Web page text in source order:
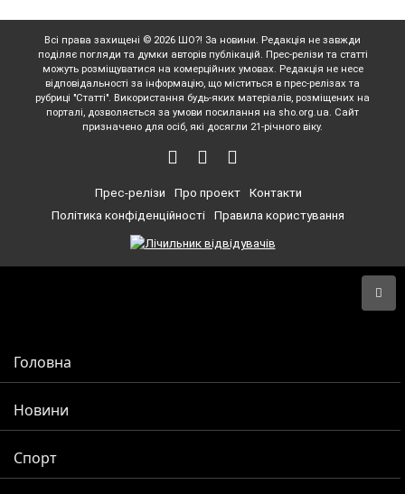
Всі права захищені © 2026 ШО?! За новини. Редакція не завжди
поділяє погляди та думки авторів публікацій. Прес-релізи та статті
можуть розміщуватися на комерційних умовах. Редакція не несе
відповідальності за інформацію, що міститься в прес-релізах та
рубриці "Статті". Використання будь-яких матеріалів, розміщених на
порталі, дозволяється за умови посилання на sho.org.ua. Сайт
призначено для осіб, які досягли 21-річного віку.
Прес-релізи Про проект
Контакти
Політика конфіденційності
Правила користування
Головна
Новини
Спорт